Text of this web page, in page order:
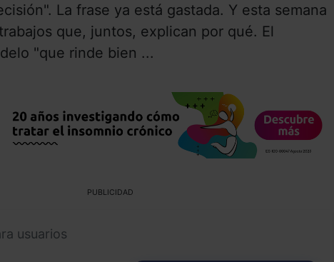
La frase ya está gastada. Y esta semana
que, juntos, explican por qué. El
"que rinde bien ...
PUBLICIDAD
usuarios